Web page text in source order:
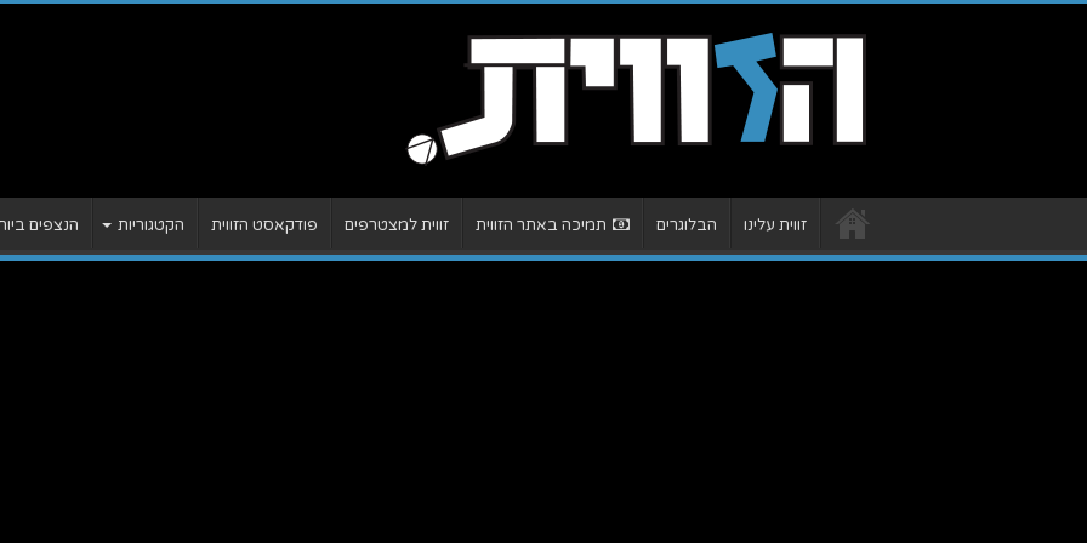
זווית עלינו הבלוגרים תמיכה באתר הזווית זווית למצטרפים פודקאסט הזווית הקטגוריות הנצפים